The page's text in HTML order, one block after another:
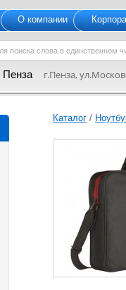
О компании
Пенза г.Пенза,
Каталог /